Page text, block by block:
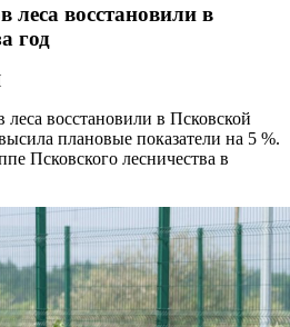
леса восстановили в
год
леса восстановили в Псковской
плановые показатели на 5 %.
Псковского лесничества в